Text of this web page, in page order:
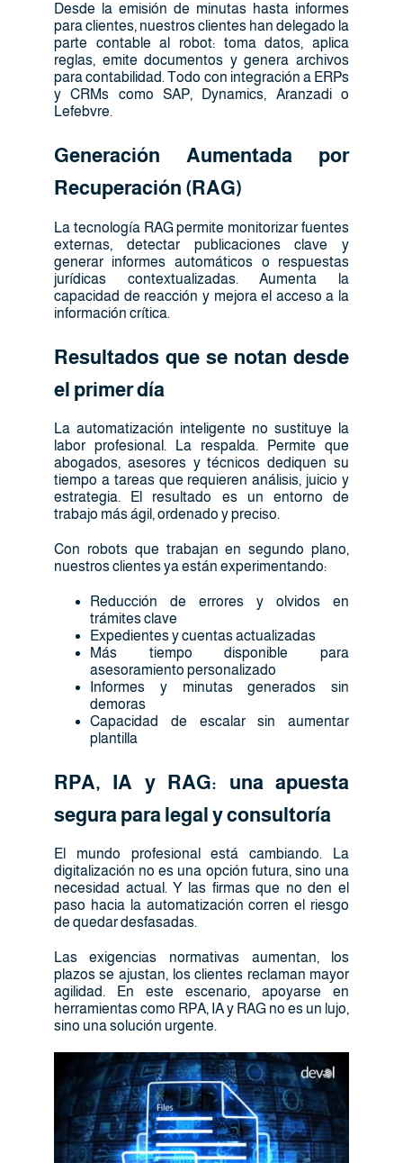
Desde la emisión de minutas hasta informes
para clientes, nuestros clientes han delegado la
parte contable al robot: toma datos, aplica
reglas, emite documentos y genera archivos
para contabilidad. Todo con integración a ERPs
y CRMs como SAP, Dynamics, Aranzadi o
Lefebvre.
Generación Aumentada por
Recuperación (RAG)
La tecnología RAG permite monitorizar fuentes
externas, detectar publicaciones clave y
generar informes automáticos o respuestas
jurídicas contextualizadas. Aumenta la
capacidad de reacción y mejora el acceso a la
información crítica.
Resultados que se notan desde
el primer día
La automatización inteligente no sustituye la
labor profesional. La respalda. Permite que
abogados, asesores y técnicos dediquen su
tiempo a tareas que requieren análisis, juicio y
estrategia. El resultado es un entorno de
trabajo más ágil, ordenado y preciso.
Con robots que trabajan en segundo plano,
nuestros clientes ya están experimentando:
Reducción de errores y olvidos en
trámites clave
Expedientes y cuentas actualizadas
Más tiempo disponible para
asesoramiento personalizado
Informes y minutas generados sin
demoras
Capacidad de escalar sin aumentar
plantilla
RPA, IA y RAG: una apuesta
segura para legal y consultoría
El mundo profesional está cambiando. La
digitalización no es una opción futura, sino una
necesidad actual. Y las firmas que no den el
paso hacia la automatización corren el riesgo
de quedar desfasadas.
Las exigencias normativas aumentan, los
plazos se ajustan, los clientes reclaman mayor
agilidad. En este escenario, apoyarse en
herramientas como RPA, IA y RAG no es un lujo,
sino una solución urgente.